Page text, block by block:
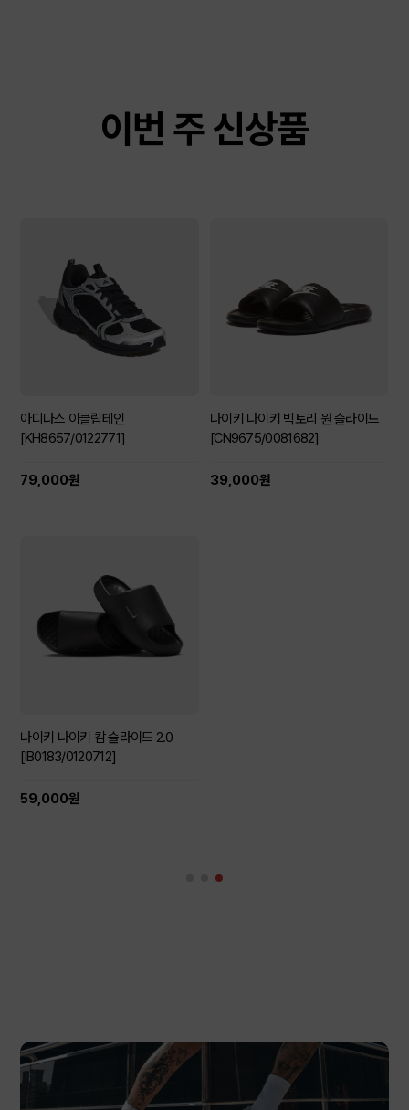
이번 주 신상품
아디다스 이클립테인
[KH8657/0122771]
79,000원
나이키 나이키 빅토리 원 슬라이드
[CN9675/0081682]
39,000원
나이키 나이키 캄 슬라이드 2.0
[IB0183/0120712]
59,000원